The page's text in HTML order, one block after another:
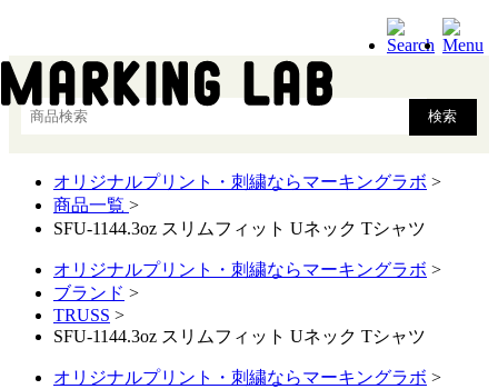
オリジナルプリント・刺繍ならマーキングラボ >
商品一覧 >
SFU-1144.3oz スリムフィット Uネック Tシャツ
オリジナルプリント・刺繍ならマーキングラボ >
ブランド >
TRUSS >
SFU-1144.3oz スリムフィット Uネック Tシャツ
オリジナルプリント・刺繍ならマーキングラボ >